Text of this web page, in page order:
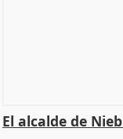
El alcalde de